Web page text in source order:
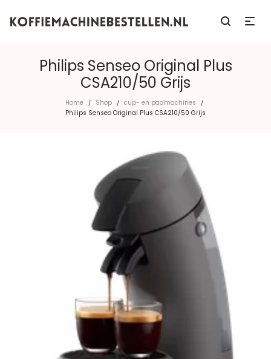
Philips Senseo Original Plus
CSA210/50 Grijs
Home / Shop / cup- en padmachines /
Philips Senseo Original Plus CSA210/50 Grijs